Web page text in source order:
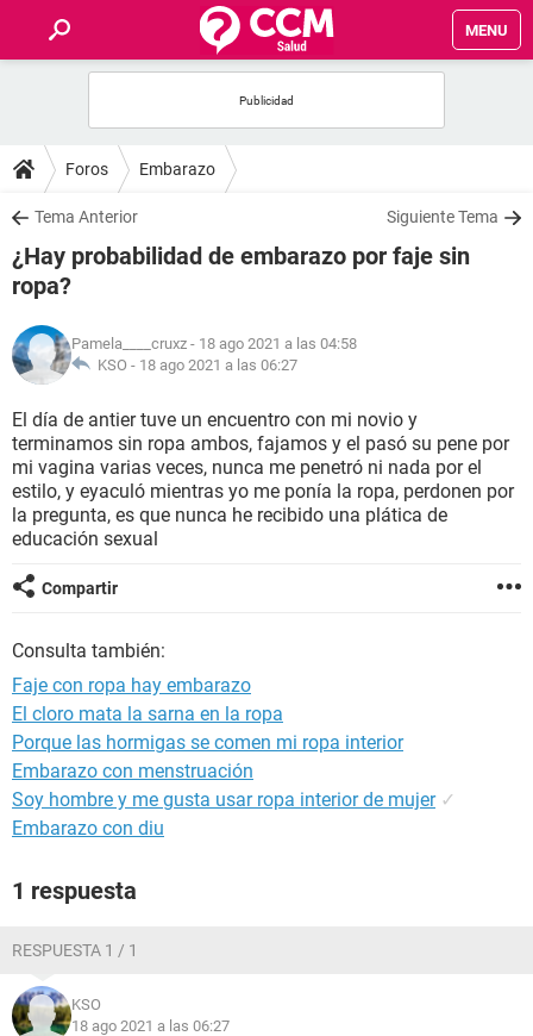
MENU
FOROS
SALUD
FAMILIA
NUTRICIÓN
SEXUALIDAD
GLOSARIO
Foros Embarazo
Tema Anterior Siguiente Tema
¿Hay probabilidad de embarazo por faje sin
ropa?
Pamela____cruxz - 18 ago 2021 a las 04:58
KSO - 18 ago 2021 a las 06:27
El día de antier tuve un encuentro con mi novio y
terminamos sin ropa ambos, fajamos y el pasó su pene por
mi vagina varias veces, nunca me penetró ni nada por el
estilo, y eyaculó mientras yo me ponía la ropa, perdonen por
la pregunta, es que nunca he recibido una plática de
educación sexual
Compartir
Consulta también:
Faje con ropa hay embarazo
El cloro mata la sarna en la ropa
Porque las hormigas se comen mi ropa interior
Embarazo con menstruación
Soy hombre y me gusta usar ropa interior de mujer ✓
Embarazo con diu
1 respuesta
RESPUESTA 1 / 1
KSO
18 ago 2021 a las 06:27